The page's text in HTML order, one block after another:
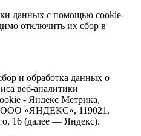
данных с помощью cookie-
отключить их сбор в
и обработка данных о
веб-аналитики
- Яндекс Метрика,
ООО «ЯНДЕКС», 119021,
16 (далее — Яндекс).